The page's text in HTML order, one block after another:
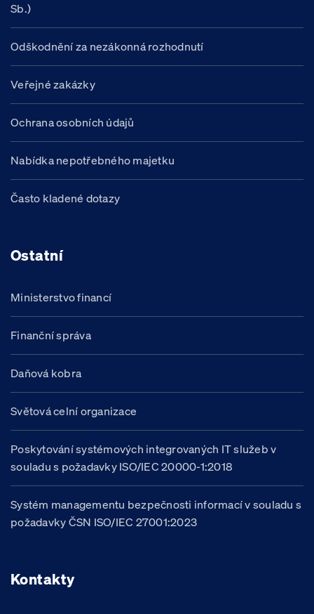
Sb.)
Odškodnění za nezákonná rozhodnutí
Veřejné zakázky
Ochrana osobních údajů
Nabídka nepotřebného majetku
Často kladené dotazy
Ostatní
Ministerstvo financí
Finanční správa
Daňová kobra
Světová celní organizace
Poskytování systémových integrovaných IT služeb v
souladu s požadavky ISO/IEC 20000-1:2018
Systém managementu bezpečnosti informací v souladu s
požadavky ČSN ISO/IEC 27001:2023
Kontakty